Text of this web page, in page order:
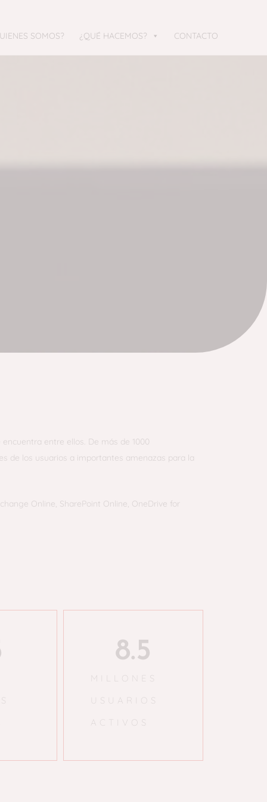
SOMOS? ¿QUÉ HACEMOS? CONTACTO
encuentra entre ellos. De más de 1000
de los usuarios a importantes amenazas para la
Online, SharePoint Online, OneDrive for
MILLONES
USUARIOS
ACTIVOS
8.5